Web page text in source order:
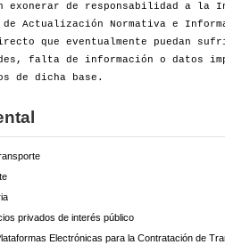
exonerar de responsabilidad a la
Actualización Normativa e
que eventualmente puedan
falta de información o datos
de dicha base.
privados de interés público
Electrónicas para la Contratación de